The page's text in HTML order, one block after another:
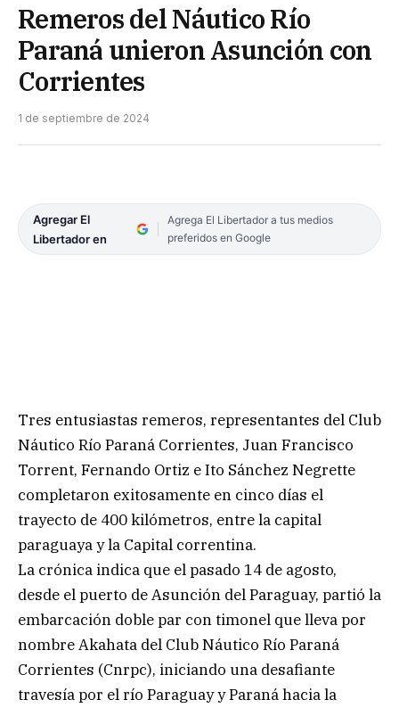
Remeros del Náutico Río
Paraná unieron Asunción con
Corrientes
1 de septiembre de 2024
Agregar El
Libertador en
Agrega El Libertador a tus medios
preferidos en Google
Tres entusiastas remeros, representantes del Club
Náutico Río Paraná Corrientes, Juan Francisco
Torrent, Fernando Ortiz e Ito Sánchez Negrette
completaron exitosamente en cinco días el
trayecto de 400 kilómetros, entre la capital
paraguaya y la Capital correntina.
La crónica indica que el pasado 14 de agosto,
desde el puerto de Asunción del Paraguay, partió la
embarcación doble par con timonel que lleva por
nombre Akahata del Club Náutico Río Paraná
Corrientes (Cnrpc), iniciando una desafiante
travesía por el río Paraguay y Paraná hacia la